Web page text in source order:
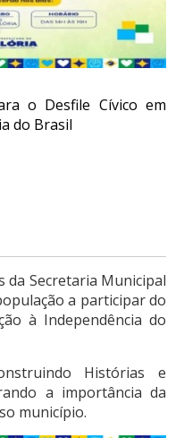
o Desfile Cívico em
do Brasil
da Secretaria Municipal
a participar do
à Independência do
Histórias e
a importância da
município.